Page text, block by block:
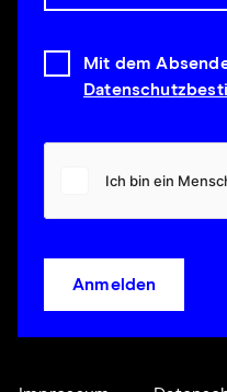
Mit dem
Anmelden